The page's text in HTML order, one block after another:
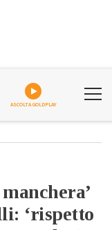
ASCOLTA GOLDPLAY
‘rispetto